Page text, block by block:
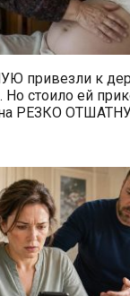
привезли к
стоило ей
РЕЗКО